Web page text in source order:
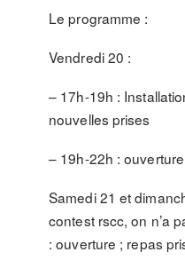
Le programme :
Vendredi 20 :
– 17h-19h :
nouvelles prises
– 19h-22h : ouverture
Samedi 21 et
contest rscc, on n’a
: ouverture ; repas